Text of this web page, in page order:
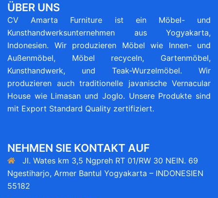
ÜBER UNS
CV Amarta Furniture ist ein Möbel- und
Kunsthandwerksunternehmen aus Yogyakarta,
Indonesien. Wir produzieren Möbel wie Innen- und
Außenmöbel, Möbel recyceln, Gartenmöbel,
Kunsthandwerk, und Teak-Wurzelmöbel. Wir
produzieren auch traditionelle javanische Vernacular
House wie Limasan und Joglo. Unsere Produkte sind
mit Export Standard Quality zertifiziert.
NEHMEN SIE KONTAKT AUF
Jl. Wates km 3,5 Ngpreh RT 01/RW 30 NEIN. 69
Ngestiharjo, Armer Bantul Yogyakarta – INDONESIEN
55182